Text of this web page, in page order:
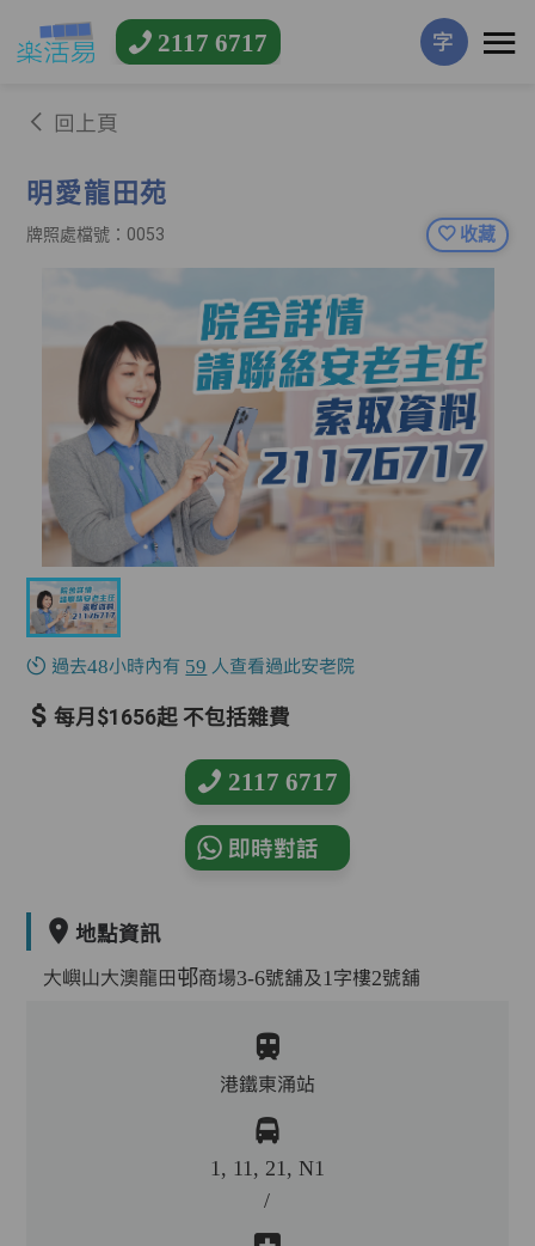
2117 6717 字
回上頁
明愛龍田苑
牌照處檔號：0053 收藏
過去48小時內有 59 人查看過此安老院
每月$1656起 不包括雜費
2117 6717
即時對話
地點資訊
大嶼山大澳龍田邨商場3-6號舖及1字樓2號舖
港鐵東涌站
1, 11, 21, N1
/